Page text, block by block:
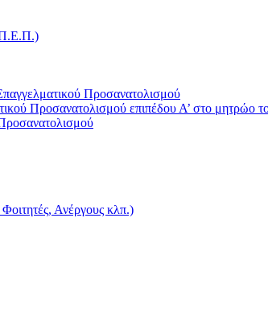
Προσανατολισμού
Προσανατολισμού επιπέδου Α’ στο
Ανέργους κλπ.)